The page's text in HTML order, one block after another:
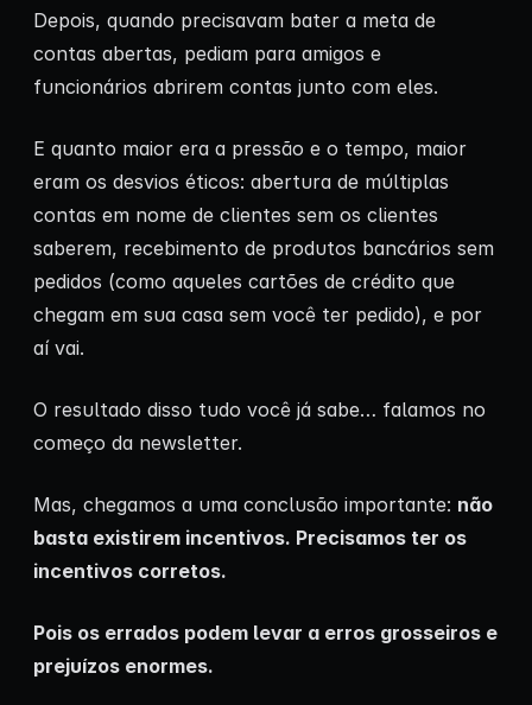
Depois, quando precisavam bater a meta de
contas abertas, pediam para amigos e
funcionários abrirem contas junto com eles.
E quanto maior era a pressão e o tempo, maior
eram os desvios éticos: abertura de múltiplas
contas em nome de clientes sem os clientes
saberem, recebimento de produtos bancários sem
pedidos (como aqueles cartões de crédito que
chegam em sua casa sem você ter pedido), e por
aí vai.
O resultado disso tudo você já sabe… falamos no
começo da newsletter.
Mas, chegamos a uma conclusão importante: não
basta existirem incentivos. Precisamos ter os
incentivos corretos.
Pois os errados podem levar a erros grosseiros e
prejuízos enormes.